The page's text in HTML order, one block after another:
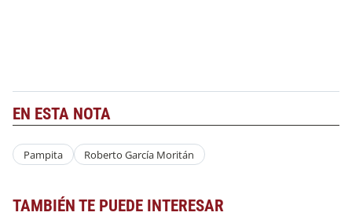
EN ESTA NOTA
Pampita Roberto García Moritán
TAMBIÉN TE PUEDE INTERESAR